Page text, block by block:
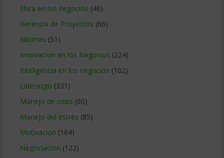
Etica en los negocios (46)
Gerencia de Proyectos (66)
Idiomas (51)
Innovacion en los Negocios (224)
Inteligencia en los negocios (102)
Liderazgo (331)
Manejo de crisis (60)
Manejo del estrés (85)
Motivacion (164)
Negociacion (122)